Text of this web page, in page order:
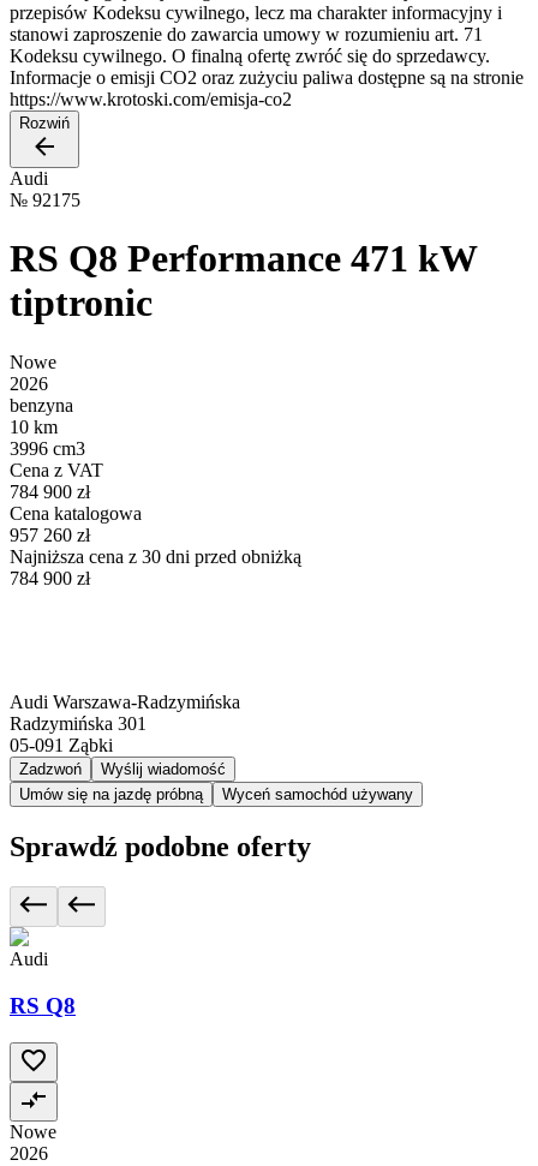
przepisów Kodeksu cywilnego, lecz ma charakter informacyjny i
stanowi zaproszenie do zawarcia umowy w rozumieniu art. 71
Kodeksu cywilnego. O finalną ofertę zwróć się do sprzedawcy.
Informacje o emisji CO2 oraz zużyciu paliwa dostępne są na stronie
https://www.krotoski.com/emisja-co2
Rozwiń
Audi
№ 92175
RS Q8 Performance 471 kW
tiptronic
Nowe
2026
benzyna
10 km
3996 cm3
Cena z VAT
784 900 zł
Cena katalogowa
957 260 zł
Najniższa cena z 30 dni przed obniżką
784 900 zł
Audi Warszawa-Radzymińska
Radzymińska 301
05-091 Ząbki
Zadzwoń
Wyślij wiadomość
Umów się na jazdę próbną
Wyceń samochód używany
Sprawdź podobne oferty
Audi
RS Q8
Nowe
2026